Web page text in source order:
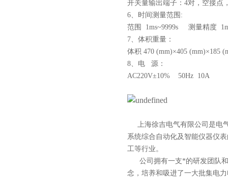
开关量输出端子：4对，空接点
6、时间测量范围:
范围 1ms~9999s 测量精度
7、体积重量：
体积 470 (mm)×405 (mm)×185
8、电 源：
AC220V±10% 50Hz 10A
上海徐吉电气有限公司 是电
系统综合自动化及智能仪器仪表
工等行业。
公司拥有一支*的研发团队和
念，培养和吸进了一大批集电